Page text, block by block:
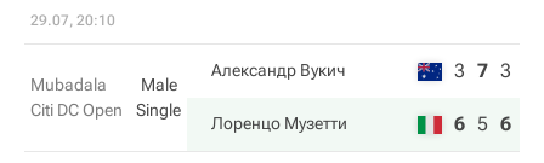
29.07, 20:10
Mubadala
Citi DC Open
Male
Single
Александр Вукич 3 7 3
Лоренцо Музетти 6 5 6